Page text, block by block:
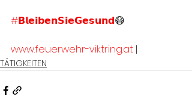
#𝗕𝗹𝗲𝗶𝗯𝗲𝗻𝗦𝗶𝗲𝗚𝗲𝘀𝘂𝗻𝗱😷
www.feuerwehr-viktring.at |
TÄTIGKEITEN